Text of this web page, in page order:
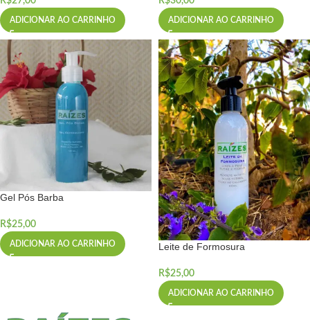
ADICIONAR AO CARRINHO ADICIONAR AO CARRINHO
Gel Pós Barba
R$25,00
ADICIONAR AO CARRINHO Leite de Formosura
R$25,00
ADICIONAR AO CARRINHO